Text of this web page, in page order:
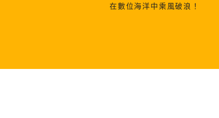
在數位海洋中乘風破浪！